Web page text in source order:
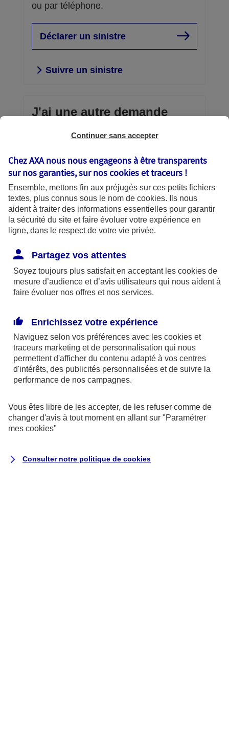
ou par téléphone.
Déclarer un sinistre
Suivre un sinistre
J'ai une autre demande
Envoi d'un document confidentiel,
téléchargement d’une attestation,
échanges avec AXA… vous avez la
main.
Découvrir vos services en
ligne
En cas d'urgence
Dépannage et remorquage de votre
Continuer sans accepter
Chez AXA nous nous engageons à être transparents
sur nos garanties, sur noscookies et traceurs !
Ensemble, mettons fin aux préjugés sur ces petits fichiers
textes, plus connus sous le nom de cookies. Ils nous
aident à traiter des informations essentielles pour garantir
la sécurité du site et faire évoluer votre expérience en
ligne, dans le respect de votre vie privée.
Partagez vos attentes
Soyez toujours plus satisfait en acceptant les cookies de
mesure d’audience et d’avis utilisateurs qui nous aident à
faire évoluer nos offres et nos services.
Enrichissez votre expérience
Naviguez selon vos préférences avec les cookies et
traceurs marketing et de personnalisation qui nous
permettent d'afficher du contenu adapté à vos centres
d'intérêts, des publicités personnalisées et de suivre la
performance de nos campagnes.
Vous êtes libre de les accepter, de les refuser comme de
changer d'avis à tout moment en allant sur "Paramétrer
mes cookies"
Consulter notre politique de cookies